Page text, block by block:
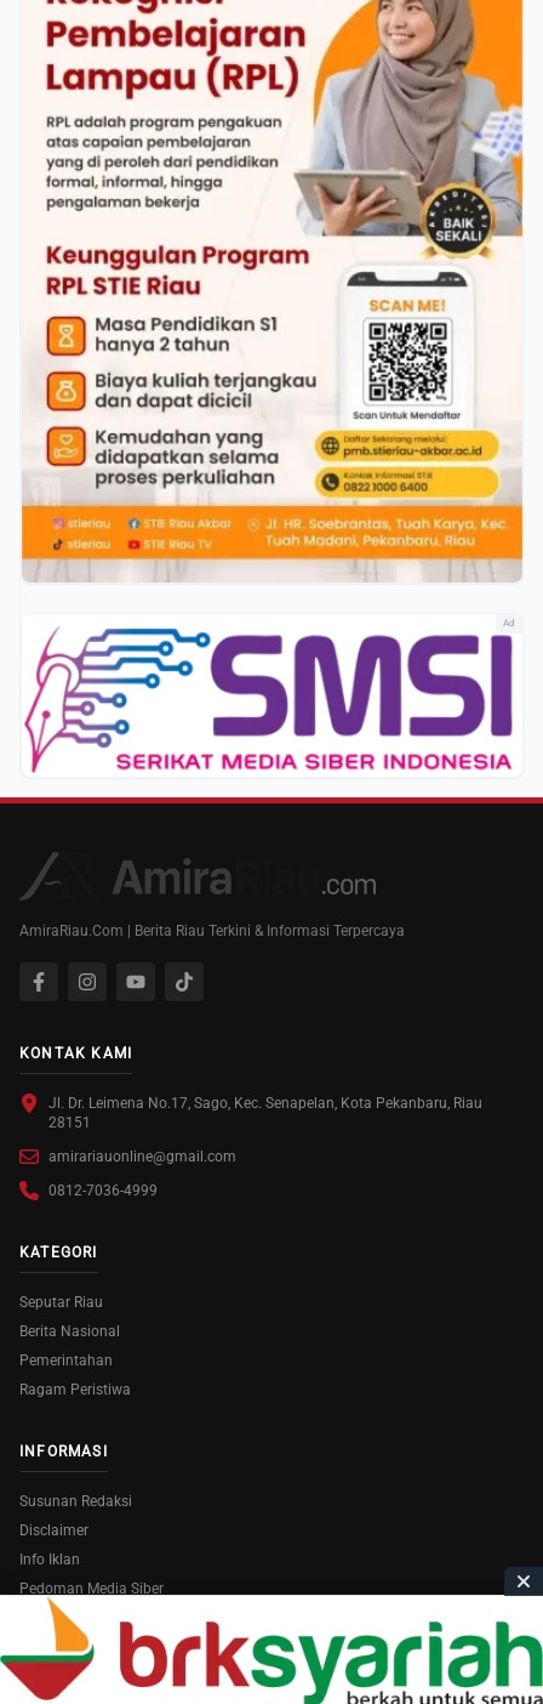
Ad
AmiraRiau.Com | Berita Riau Terkini & Informasi Terpercaya
KONTAK KAMI
Jl. Dr. Leimena No.17, Sago, Kec. Senapelan, Kota Pekanbaru, Riau
28151
amirariauonline@gmail.com
0812-7036-4999
KATEGORI
Seputar Riau
Berita Nasional
Pemerintahan
Ragam Peristiwa
INFORMASI
Susunan Redaksi
Disclaimer
Info Iklan
Pedoman Media Siber
Copyright © 2026 AmiraRiau.com . All Rights Reserved.